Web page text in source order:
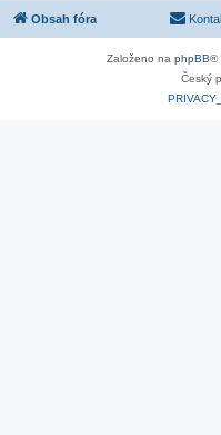
Obsah fóra
Založeno na phpBB®
Český